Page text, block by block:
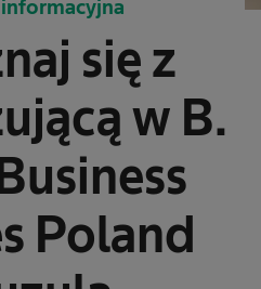
się z
w B.
Poland